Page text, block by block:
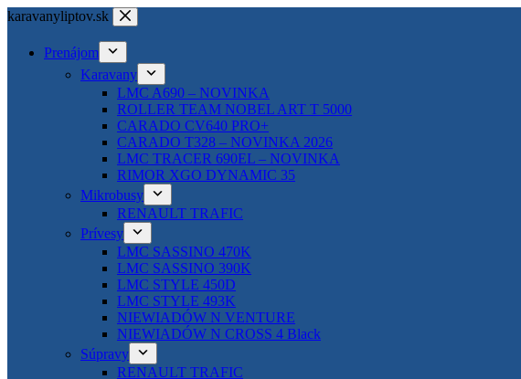
Skip
content
karavanyliptov.sk
Prenájom
Karavany
LMC A690 – NOVINKA
ROLLER TEAM NOBEL ART T 5000
CARADO CV640 PRO+
CARADO T328 – NOVINKA 2026
LMC TRACER 690EL – NOVINKA
RIMOR XGO DYNAMIC 35
Mikrobusy
RENAULT TRAFIC
Prívesy
LMC SASSINO 470K
LMC SASSINO 390K
LMC STYLE 450D
LMC STYLE 493K
NIEWIADÓW N VENTURE
NIEWIADÓW N CROSS 4 Black
Súpravy
RENAULT TRAFIC